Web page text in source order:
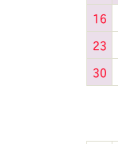
16
23
30